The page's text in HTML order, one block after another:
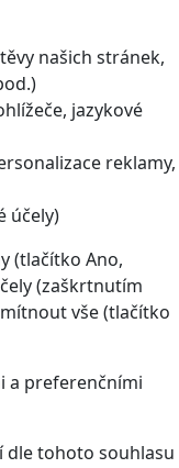
našich stránek,
jazykové
reklamy,
účely)
(tlačítko Ano,
(zaškrtnutím
vše (tlačítko
a preferenčními
dle tohoto souhlasu